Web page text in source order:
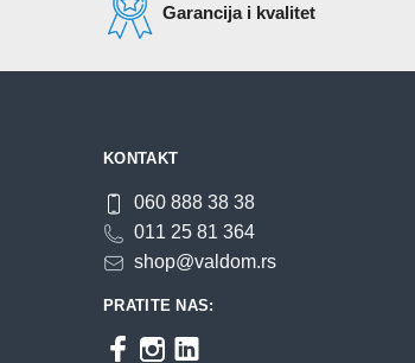
Garancija i kvalitet
KONTAKT
060 888 38 38
011 25 81 364
shop@valdom.rs
PRATITE NAS: